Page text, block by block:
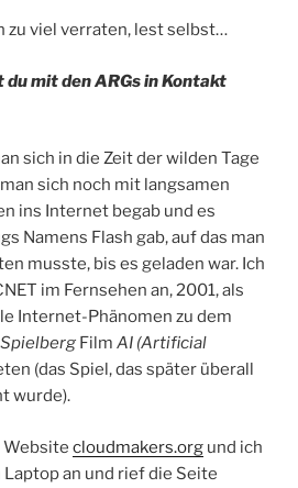
zu viel verraten, lest selbst…
du mit den ARGs in Kontakt
sich in die Zeit der wilden Tage
sich noch mit langsamen
ins Internet begab und es
Namens Flash gab, auf das man
musste, bis es geladen war. Ich
im Fernsehen an, 2001, als
Internet-Phänomen zu dem
Film AI (Artificial
(das Spiel, das später überall
wurde).
Website cloudmakers.org und ich
an und rief die Seite